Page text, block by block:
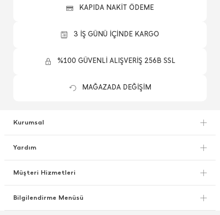
KAPIDA NAKİT ÖDEME
3 İŞ GÜNÜ İÇİNDE KARGO
%100 GÜVENLİ ALIŞVERİŞ 256B SSL
MAĞAZADA DEĞİŞİM
Kurumsal
Yardım
Müşteri Hizmetleri
Bilgilendirme Menüsü